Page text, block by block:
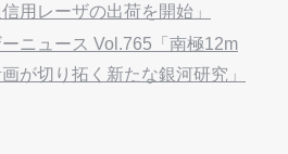
用レーザの出荷を開始」
ニュース Vol.765「南極12m
が切り拓く新たな銀河研究」